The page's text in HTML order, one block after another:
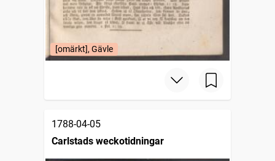
[omärkt], Gävle
1788-04-05
Carlstads weckotidningar